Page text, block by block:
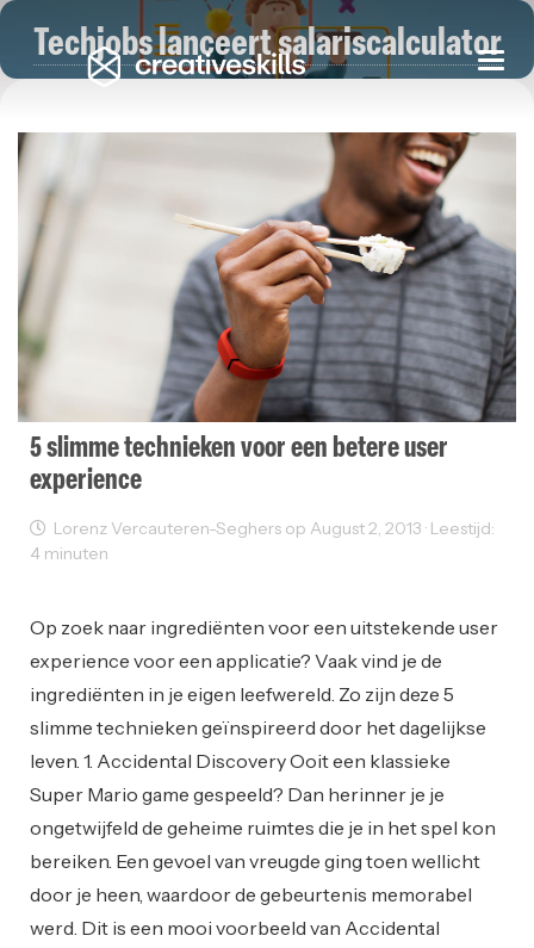
Techjobs lanceert salariscalculator
5 slimme technieken voor een betere user
experience
Lorenz Vercauteren-Seghers op August 2, 2013 · Leestijd:
4 minuten
Op zoek naar ingrediënten voor een uitstekende user
experience voor een applicatie? Vaak vind je de
ingrediënten in je eigen leefwereld. Zo zijn deze 5
slimme technieken geïnspireerd door het dagelijkse
leven. 1. Accidental Discovery Ooit een klassieke
Super Mario game gespeeld? Dan herinner je je
ongetwijfeld de geheime ruimtes die je in het spel kon
bereiken. Een gevoel van vreugde ging toen wellicht
door je heen, waardoor de gebeurtenis memorabel
werd. Dit is een mooi voorbeeld van Accidental